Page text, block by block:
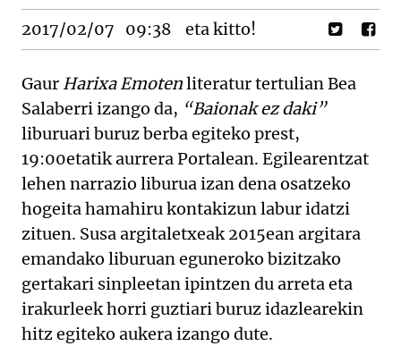
2017/02/07 09:38 eta kitto!
Gaur Harixa Emotenliteratur tertulian Bea
Salaberri izango da, “Baionak ez daki”
liburuari buruz berba egiteko prest,
19:00etatik aurrera Portalean. Egilearentzat
lehen narrazio liburua izan dena osatzeko
hogeita hamahiru kontakizun labur idatzi
zituen. Susa argitaletxeak 2015ean argitara
emandako liburuan eguneroko bizitzako
gertakari sinpleetan ipintzen du arreta eta
irakurleek horri guztiari buruz idazlearekin
hitz egiteko aukera izango dute.